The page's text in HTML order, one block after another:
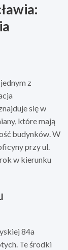
z
się w
które mają
budynków. W
przy ul.
w kierunku
84a
Te środki